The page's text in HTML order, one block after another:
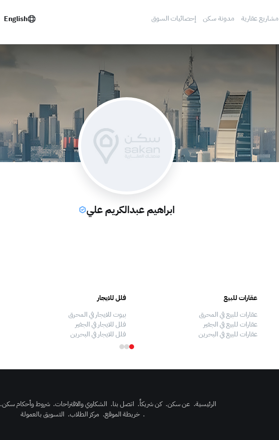
مشاريع عقارية مدونة سكن إحصائيات السوق English
ابراهيم عبدالكريم علي
عقارات للبيع
عقارات للبيع في المحرق
عقارات للبيع في الجفير
عقارات للبيع في البحرين
فلل للايجار
بيوت للايجار في المحرق
فلل للايجار في الجفير
فلل للايجار في البحرين
الرئيسية. عن سكن. كن شريكاً. اتصل بنا. الشكاوي والاقتراحات. شروط وأحكام سكن.
. خريطة الموقع. مركز الطلاب. التسويق بالعمولة